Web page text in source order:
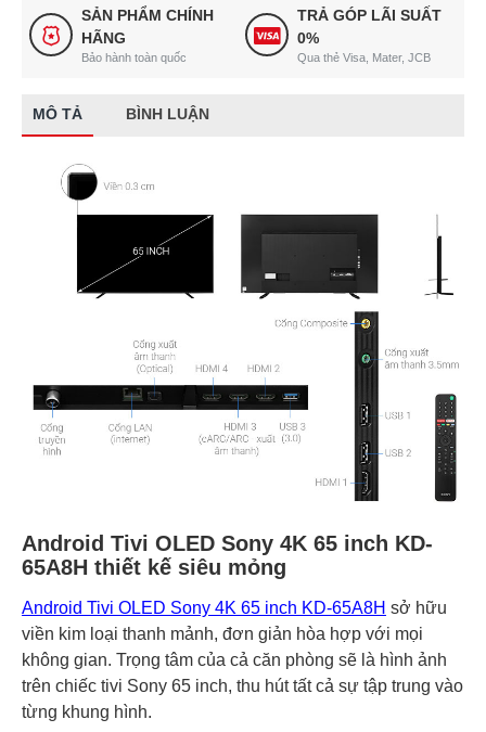
SẢN PHẨM CHÍNH
HÃNG
Bảo hành toàn quốc
TRẢ GÓP LÃI SUẤT
0%
Qua thẻ Visa, Mater, JCB
MÔ TẢ BÌNH LUẬN
Android Tivi OLED Sony 4K 65 inch KD-
65A8H thiết kế siêu mỏng
Android Tivi OLED Sony 4K 65 inch KD-65A8H sở hữu
viền kim loại thanh mảnh, đơn giản hòa hợp với mọi
không gian. Trọng tâm của cả căn phòng sẽ là hình ảnh
trên chiếc tivi Sony 65 inch, thu hút tất cả sự tập trung vào
từng khung hình.